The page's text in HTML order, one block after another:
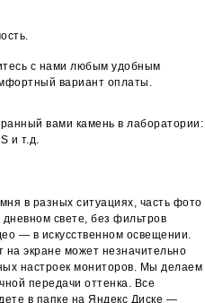
с нами любым удобным
вариант оплаты.
вами камень в лаборатории:
и т.д.
в разных ситуациях, часть фото
свете, без фильтров
— в искусственном освещении.
экране может незначительно
настроек мониторов. Мы делаем
передачи оттенка. Все
в папке на Яндекс Диске —